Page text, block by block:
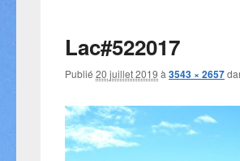
Lac#522017
Publié 20 juillet 2019 à 3543 × 2657